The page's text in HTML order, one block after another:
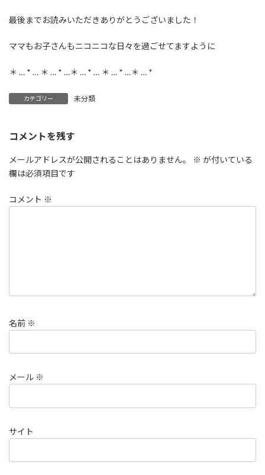
最後までお読みいただきありがとうございました！
ママもお子さんもニコニコな日々を過ごせてますように
＊ … * … ＊ … * …＊ … * … ＊ … * …＊ … *
カテゴリー 未分類
コメントを残す
メールアドレスが公開されることはありません。 ※ が付いている
欄は必須項目です
コメント ※
名前 ※
メール ※
サイト